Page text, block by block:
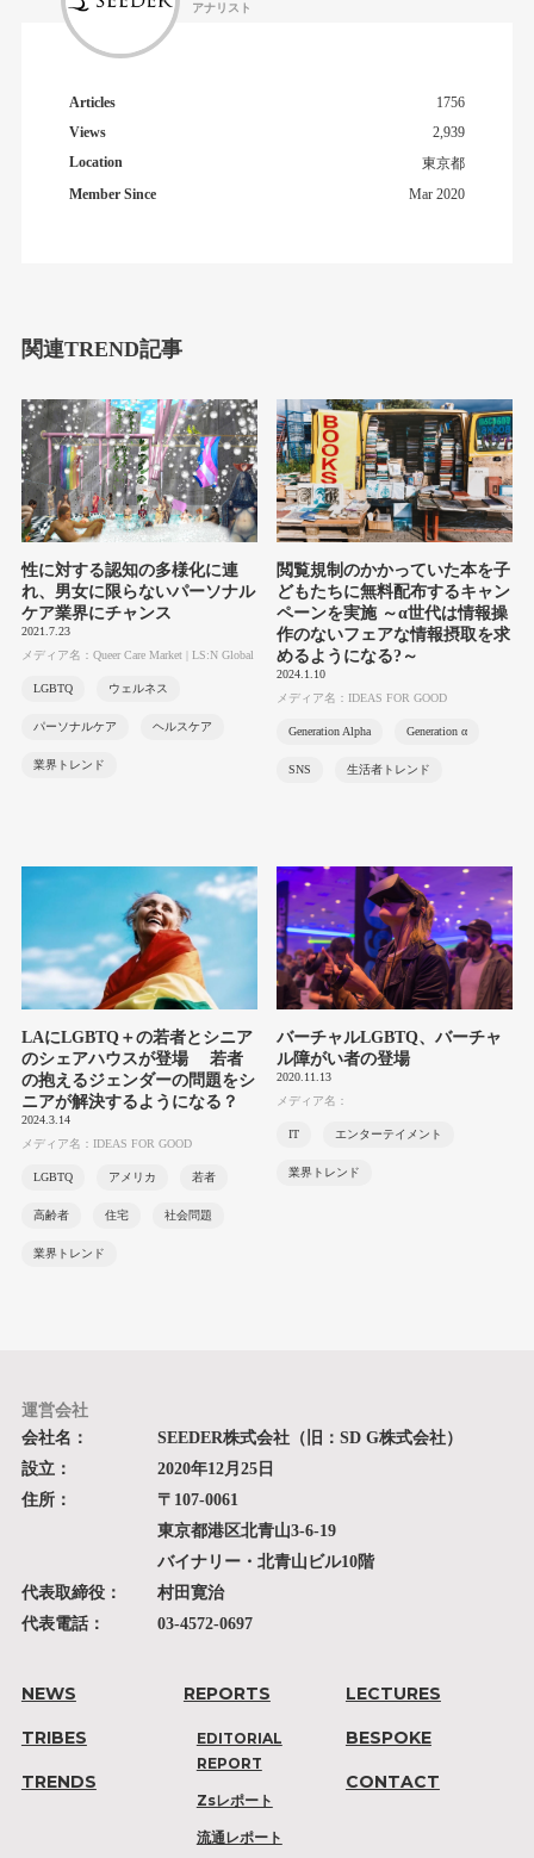
アナリスト
Articles
1756
Views
2,939
Location
東京都
Member Since
Mar 2020
関連TREND記事
性に対する認知の多様化に連
れ、男女に限らないパーソナル
ケア業界にチャンス
2021.7.23
メディア名：Queer Care Market | LS:N Global
LGBTQ ウェルネス
パーソナルケア ヘルスケア
業界トレンド
閲覧規制のかかっていた本を子
どもたちに無料配布するキャン
ペーンを実施 ～α世代は情報操
作のないフェアな情報摂取を求
めるようになる?～
2024.1.10
メディア名：IDEAS FOR GOOD
Generation Alpha Generation α
SNS 生活者トレンド
LAにLGBTQ＋の若者とシニア
のシェアハウスが登場 若者
の抱えるジェンダーの問題をシ
ニアが解決するようになる？
2024.3.14
メディア名：IDEAS FOR GOOD
LGBTQ アメリカ 若者
高齢者 住宅 社会問題
業界トレンド
バーチャルLGBTQ、バーチャ
ル障がい者の登場
2020.11.13
メディア名：
IT エンターテイメント
業界トレンド
運営会社
会社名：
SEEDER株式会社（旧：SD G株式会社）
設立：
2020年12月25日
住所：
〒107-0061
東京都港区北青山3-6-19
バイナリー・北青山ビル10階
代表取締役：
村田寛治
代表電話：
03-4572-0697
NEWS
TRIBES
TRENDS
REPORTS
EDITORIAL
REPORT
Zsレポート
流通レポート
LECTURES
BESPOKE
CONTACT